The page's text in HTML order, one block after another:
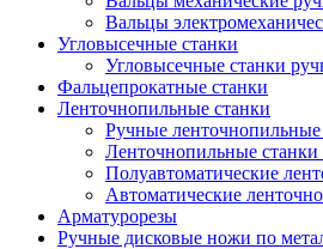
Вальцы
Угловысечные станки
Угловысечные станки
Фальцепрокатные станки
Ленточнопильные станки
Ручные ленточнопильные
Ленточнопильные станки
Полуавтоматические
Автоматические
Арматурорезы
Ручные дисковые ножи по